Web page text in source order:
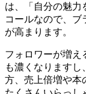
は、「自分の魅力
コールなので、ブ
が高まります。
フォロワーが増え
も濃くなります
方、売上倍増や本